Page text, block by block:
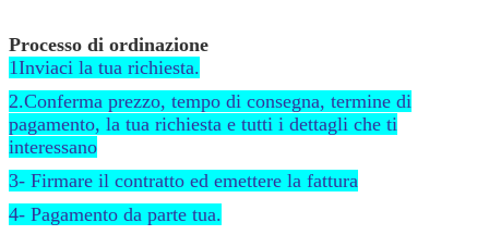
Processo di ordinazione
1Inviaci la tua richiesta.
2.Conferma prezzo, tempo di consegna, termine di
pagamento, la tua richiesta e tutti i dettagli che ti
interessano
3- Firmare il contratto ed emettere la fattura
4- Pagamento da parte tua.